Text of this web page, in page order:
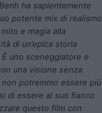
ha sapientemente
potente mix di realismo
e magia alla
di un’epica storia
È uno sceneggiatore e
una visione senza
potremmo essere più
di essere al suo fianco
questo film con